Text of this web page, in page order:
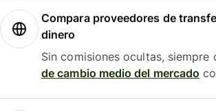
Compara proveedores de
dinero
Sin comisiones ocultas, siempre
de cambio medio del mercado